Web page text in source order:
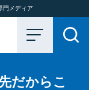
門メディア
だからこ